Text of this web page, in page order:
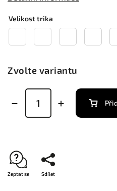
Velikost trika
Zvolte variantu
Zeptat se Sdílet